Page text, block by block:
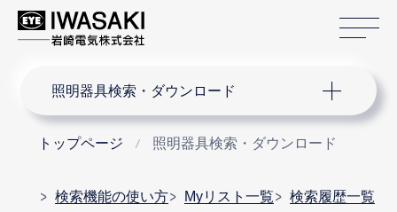
照明器具検索・ダウンロード
トップページ 照明器具検索・ダウンロード
検索機能の使い方 Myリスト一覧 検索履歴一覧